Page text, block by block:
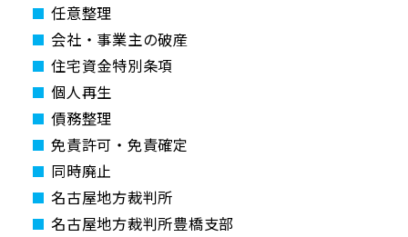
任意整理
会社・事業主の破産
住宅資金特別条項
個人再生
債務整理
免責許可・免責確定
同時廃止
名古屋地方裁判所
名古屋地方裁判所豊橋支部